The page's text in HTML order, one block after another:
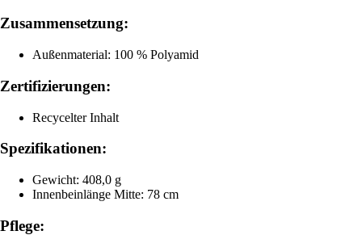
Zusammensetzung:
Außenmaterial: 100 % Polyamid
Zertifizierungen:
Recycelter Inhalt
Spezifikationen:
Gewicht: 408,0 g
Innenbeinlänge Mitte: 78 cm
Pflege: